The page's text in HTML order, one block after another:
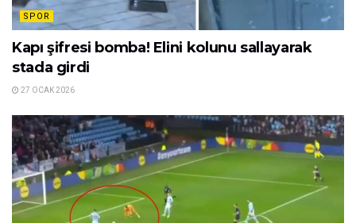
SPOR
Kapı şifresi bomba! Elini kolunu sallayarak
stada girdi
27 OCAK 2026